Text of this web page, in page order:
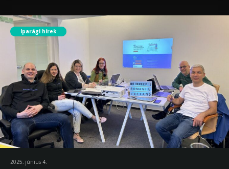
Iparági hírek
2025. június 4.